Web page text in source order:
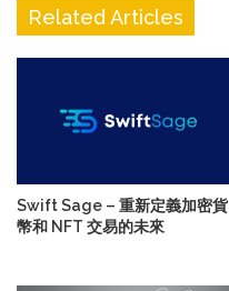
Related Articles
Swift Sage – 重新定義加密貨
幣和 NFT 交易的未來